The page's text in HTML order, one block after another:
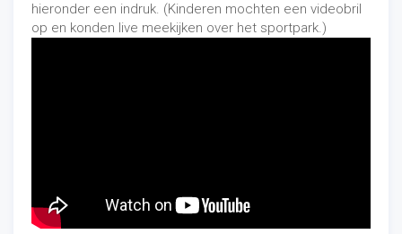
hieronder een indruk. (Kinderen mochten een videobril
op en konden live meekijken over het sportpark.)